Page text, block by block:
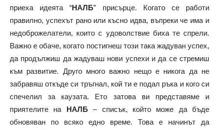
приеха идеята “НАЛБ” присърце. Когато се работи
правилно, успехът рано или късно идва, въпреки че има и
недоброжелатели, които с удоволствие биха те спрели.
Важно е обаче, когато постигнеш този така жадуван успех,
да продължиш да жадуваш нови успехи и да се стремиш
към развитие. Друго много важно нещо е никога да не
забравяш откъде си тръгнал, кой ти е подал ръка и кого си
спечелил за каузата. Ето затова ви представяме и
приятелите на
НАЛБ– списък, който може да бъде
обновяван по всяко едно време. Това е начинът да